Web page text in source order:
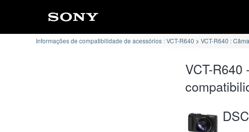
Informações de compatibilidade de acessórios : VCT-R640 VCT-R640 :
VCT-R640